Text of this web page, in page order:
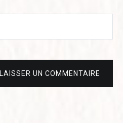
LAISSER UN COMMENTAIRE